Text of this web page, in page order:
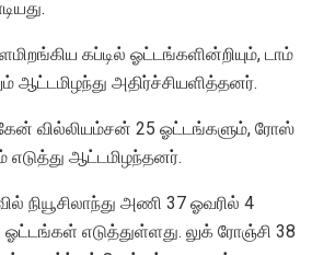
கப்டில் ஓட்டங்களின்றியும், டாம்
ஆட்டமிழந்து அதிர்ச்சியளித்தனர்.
வில்லியம்சன் 25 ஓட்டங்களும், ரோஸ்
ஆட்டமிழந்தனர்.
நியூசிலாந்து அணி 37 ஓவரில் 4
ஓட்டங்கள் எடுத்துள்ளது. லுக் ரோஞ்சி 38